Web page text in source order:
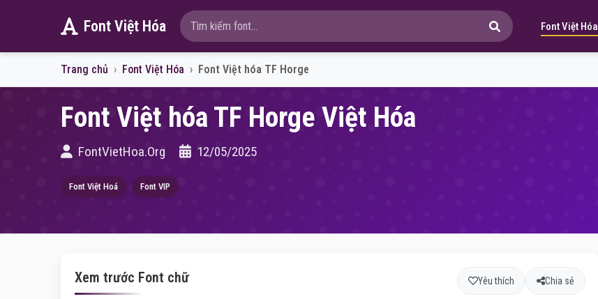
Font Việt Hóa Font Việt Hóa
Trang chủ Font Việt Hóa Font Việt hóa TF Horge
Font Việt hóa TF Horge Việt Hóa
FontVietHoa.Org 12/05/2025
Font Việt Hoá Font VIP
Xem trước Font chữ Yêu thích Chia sẻ